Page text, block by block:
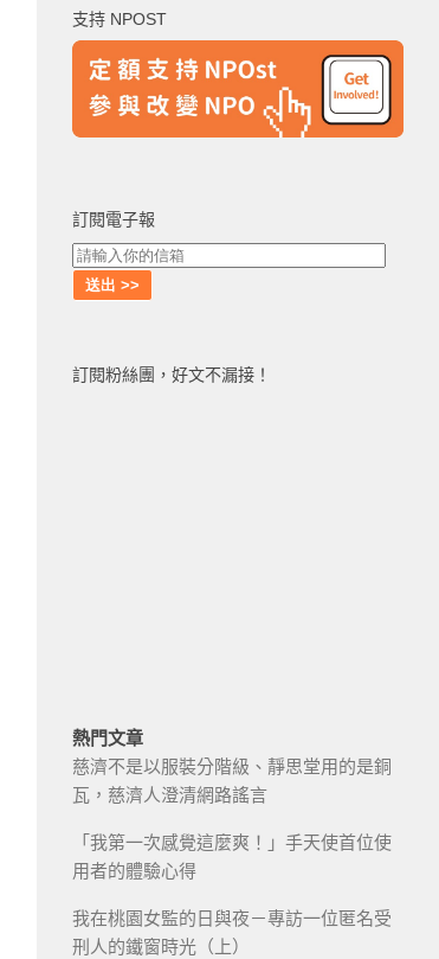
字:
支持 NPOST
訂閱電子報
訂閱粉絲團，好文不漏接！
熱門文章
慈濟不是以服裝分階級、靜思堂用的是銅
瓦，慈濟人澄清網路謠言
「我第一次感覺這麼爽！」手天使首位使
用者的體驗心得
我在桃園女監的日與夜－專訪一位匿名受
刑人的鐵窗時光（上）